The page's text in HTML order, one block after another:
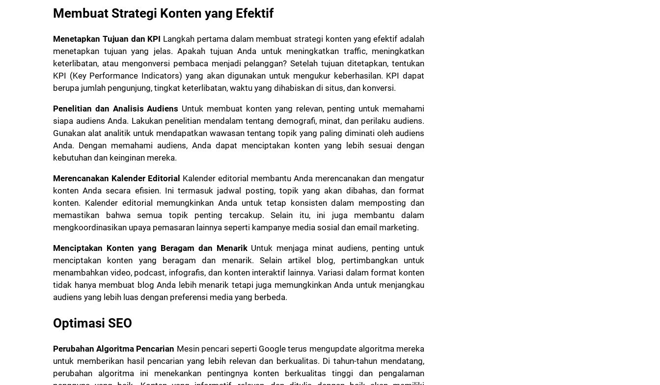
Membuat Strategi Konten yang Efektif
Menetapkan Tujuan dan KPI Langkah pertama dalam membuat strategi konten yang efektif adalah
menetapkan tujuan yang jelas. Apakah tujuan Anda untuk meningkatkan traffic, meningkatkan
keterlibatan, atau mengonversi pembaca menjadi pelanggan? Setelah tujuan ditetapkan, tentukan
KPI (Key Performance Indicators) yang akan digunakan untuk mengukur keberhasilan. KPI dapat
berupa jumlah pengunjung, tingkat keterlibatan, waktu yang dihabiskan di situs, dan konversi.
Penelitian dan Analisis Audiens Untuk membuat konten yang relevan, penting untuk memahami
siapa audiens Anda. Lakukan penelitian mendalam tentang demografi, minat, dan perilaku audiens.
Gunakan alat analitik untuk mendapatkan wawasan tentang topik yang paling diminati oleh audiens
Anda. Dengan memahami audiens, Anda dapat menciptakan konten yang lebih sesuai dengan
kebutuhan dan keinginan mereka.
Merencanakan Kalender Editorial Kalender editorial membantu Anda merencanakan dan mengatur
konten Anda secara efisien. Ini termasuk jadwal posting, topik yang akan dibahas, dan format
konten. Kalender editorial memungkinkan Anda untuk tetap konsisten dalam memposting dan
memastikan bahwa semua topik penting tercakup. Selain itu, ini juga membantu dalam
mengkoordinasikan upaya pemasaran lainnya seperti kampanye media sosial dan email marketing.
Menciptakan Konten yang Beragam dan MenarikUntuk menjaga minat audiens, penting untuk
menciptakan konten yang beragam dan menarik. Selain artikel blog, pertimbangkan untuk
menambahkan video, podcast, infografis, dan konten interaktif lainnya. Variasi dalam format konten
tidak hanya membuat blog Anda lebih menarik tetapi juga memungkinkan Anda untuk menjangkau
audiens yang lebih luas dengan preferensi media yang berbeda.
Optimasi SEO
Perubahan Algoritma Pencarian Mesin pencari seperti Google terus mengupdate algoritma mereka
untuk memberikan hasil pencarian yang lebih relevan dan berkualitas. Di tahun-tahun mendatang,
perubahan algoritma ini menekankan pentingnya konten berkualitas tinggi dan pengalaman